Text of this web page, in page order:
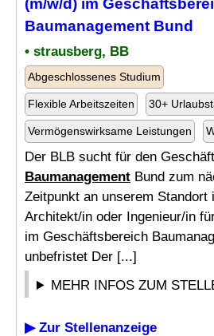
(m/w/d) im
Baumanagement Bund
• strausberg, BB
Abgeschlossenes Studium
Flexible Arbeitszeiten 30+
Vermögenswirksame Leistungen
Der BLB sucht für den
Baumanagement Bund zum
Zeitpunkt an unserem Standort
Architekt/in oder Ingenieur/in
im Geschäftsbereich
unbefristet Der [...]
MEHR INFOS ZUM
▶ Zur Stellenanzeige